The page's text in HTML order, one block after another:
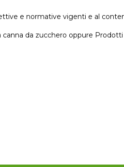
e normative vigenti e al
da zucchero oppure